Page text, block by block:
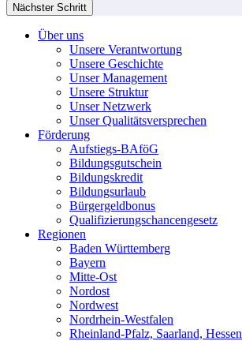
Nächster Schritt
Über uns
Unsere Verantwortung
Unsere Geschichte
Unser Management
Unsere Struktur
Unser Netzwerk
Unser Qualitätsversprechen
Förderung
Aufstiegs-BAföG
Bildungsgutschein
Bildungskredit
Bildungsurlaub
Bürgergeldbonus
Qualifizierungschancengesetz
Regionen
Baden Württemberg
Bayern
Mitte-Ost
Nordost
Nordwest
Nordrhein-Westfalen
Rheinland-Pfalz, Saarland, Hessen